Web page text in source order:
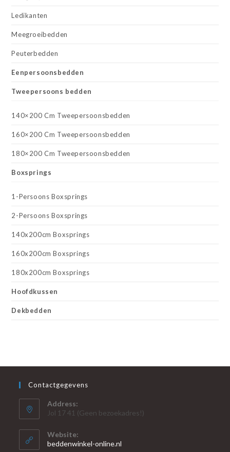
Ledikanten
Meegroeibedden
Peuterbedden
Eenpersoonsbedden
Tweepersoons bedden
140×200 Cm Tweepersoonsbedden
160×200 Cm Tweepersoonsbedden
180×200 Cm Tweepersoonsbedden
Boxsprings
1-Persoons Boxsprings
2-Persoons Boxsprings
140x200cm Boxsprings
160x200cm Boxsprings
180x200cm Boxsprings
Hoofdkussen
Dekbedden
Contactgegevens
Address:
Jol 17 41 (Geen bezoekadres!)
Website:
beddenwinkel-online.nl